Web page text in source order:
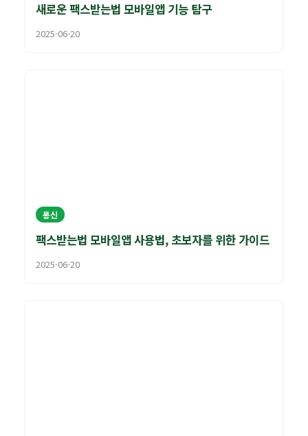
새로운 팩스받는법 모바일앱 기능 탐구
2025-06-20
통신
팩스받는법 모바일앱 사용법, 초보자를 위한 가이드
2025-06-20